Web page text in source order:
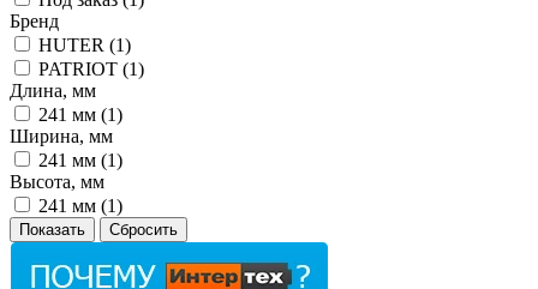
Бренд
HUTER (1)
PATRIOT (1)
Длина, мм
241 мм (1)
Ширина, мм
241 мм (1)
Высота, мм
241 мм (1)